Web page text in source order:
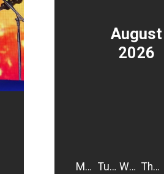
August
2026
Monday Tuesday Wednesday Thursday